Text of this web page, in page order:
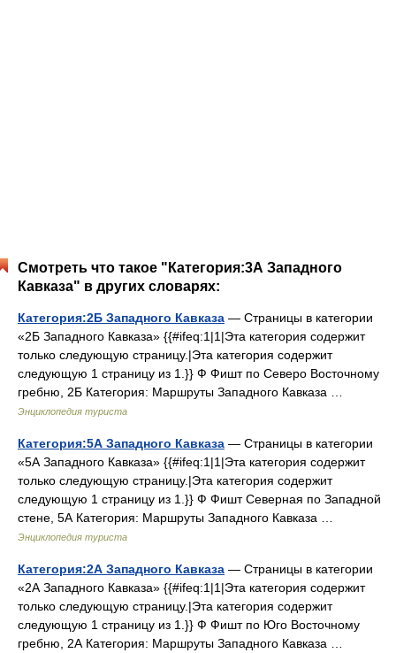
Смотреть что такое "Категория:3А Западного
Кавказа" в других словарях:
Категория:2Б Западного Кавказа — Страницы в категории
«2Б Западного Кавказа» {{#ifeq:1|1|Эта категория содержит
только следующую страницу.|Эта категория содержит
следующую 1 страницу из 1.}} Ф Фишт по Северо Восточному
гребню, 2Б Категория: Маршруты Западного Кавказа …
Энциклопедия туриста
Категория:5А Западного Кавказа — Страницы в категории
«5А Западного Кавказа» {{#ifeq:1|1|Эта категория содержит
только следующую страницу.|Эта категория содержит
следующую 1 страницу из 1.}} Ф Фишт Северная по Западной
стене, 5А Категория: Маршруты Западного Кавказа …
Энциклопедия туриста
Категория:2А Западного Кавказа — Страницы в категории
«2А Западного Кавказа» {{#ifeq:1|1|Эта категория содержит
только следующую страницу.|Эта категория содержит
следующую 1 страницу из 1.}} Ф Фишт по Юго Восточному
гребню, 2А Категория: Маршруты Западного Кавказа …